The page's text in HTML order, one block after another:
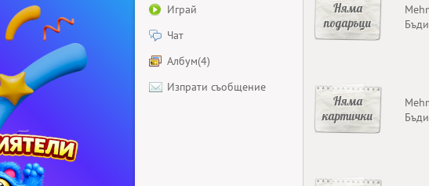
Играй
Чат
Албум(4)
Изпрати съобщение
Няма
подаръци
Няма
картички